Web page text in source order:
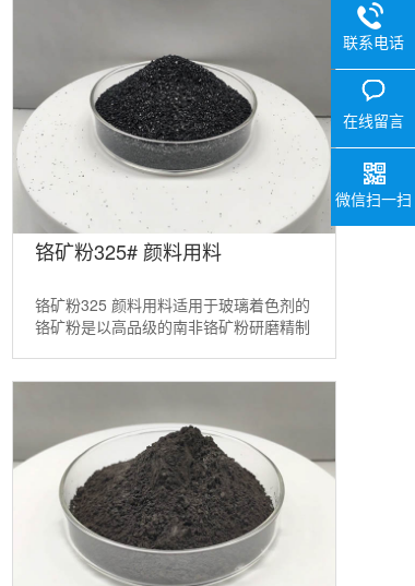
铬矿粉325# 颜料用料
铬矿粉325 颜料用料适用于玻璃着色剂的
铬矿粉是以高品级的南非铬矿粉研磨精制
联系电话
在线留言
微信扫一扫